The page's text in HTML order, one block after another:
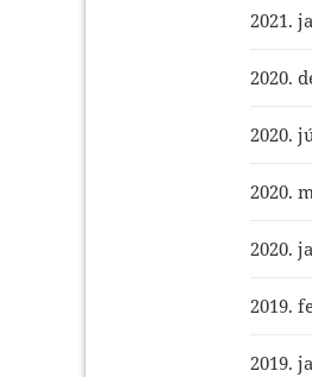
2021.
2020.
2020.
2020.
2020.
2019.
2019.